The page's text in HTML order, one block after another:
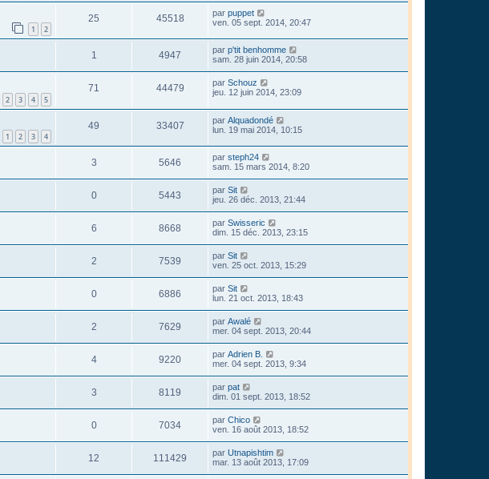
1 2
25 45518 par puppet
ven. 05 sept. 2014, 20:47
1 4947 par p'tit benhomme
sam. 28 juin 2014, 20:58
2 3 4 5
71 44479 par Schouz
jeu. 12 juin 2014, 23:09
1 2 3 4
49 33407 par Alquadondé
lun. 19 mai 2014, 10:15
3 5646 par steph24
sam. 15 mars 2014, 8:20
0 5443 par Sit
jeu. 26 déc. 2013, 21:44
6 8668 par Swisseric
dim. 15 déc. 2013, 23:15
2 7539 par Sit
ven. 25 oct. 2013, 15:29
0 6886 par Sit
lun. 21 oct. 2013, 18:43
2 7629 par Awalé
mer. 04 sept. 2013, 20:44
4 9220 par Adrien B.
mer. 04 sept. 2013, 9:34
3 8119 par pat
dim. 01 sept. 2013, 18:52
0 7034 par Chico
ven. 16 août 2013, 18:52
12 111429 par Utnapishtim
mar. 13 août 2013, 17:09